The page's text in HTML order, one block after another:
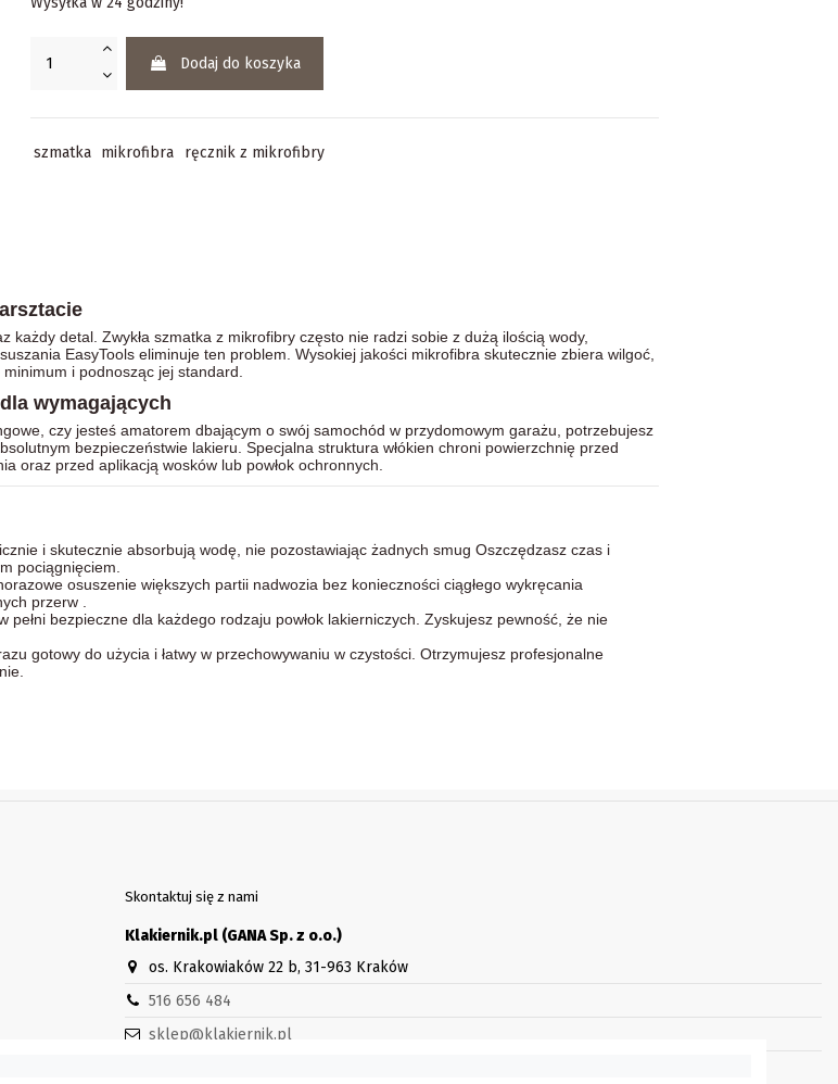
Dodaj do koszyka
szmatka mikrofibra ręcznik z mikrofibry
detal. Zwykła szmatka z mikrofibry często nie radzi sobie z dużą ilością wody,
EasyTools eliminuje ten problem. Wysokiej jakości mikrofibra skutecznie zbiera wilgoć,
i podnosząc jej standard.
wymagających
czy jesteś amatorem dbającym o swój samochód w przydomowym garażu, potrzebujesz
bezpieczeństwie lakieru. Specjalna struktura włókien chroni powierzchnię przed
oraz przed aplikacją wosków lub powłok ochronnych.
i skutecznie absorbują wodę, nie pozostawiając żadnych smug Oszczędzasz czas i
pociągnięciem.
osuszenie większych partii nadwozia bez konieczności ciągłego wykręcania
przerw .
pełni bezpieczne dla każdego rodzaju powłok lakierniczych. Zyskujesz pewność, że nie
gotowy do użycia i łatwy w przechowywaniu w czystości. Otrzymujesz profesjonalne
Skontaktuj się z nami
Klakiernik.pl (GANA Sp. z o.o.)
os. Krakowiaków 22 b, 31-963 Kraków
516 656 484
sklep@klakiernik.pl